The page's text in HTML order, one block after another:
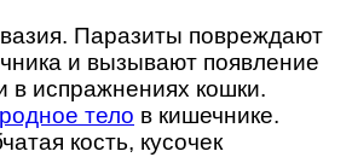
Паразиты повреждают
и вызывают появление
в испражнениях кошки.
тело в кишечнике.
кость, кусочек